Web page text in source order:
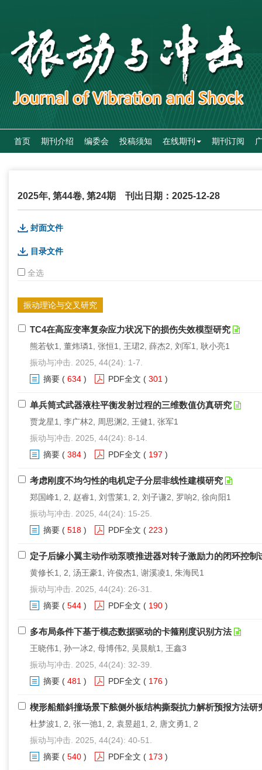
首页 期刊介绍 编委会 投稿须知 在线期刊 期刊订阅
2025年, 第44卷, 第24期 刊出日期：2025-12-28
封面文件
目录文件
全选
振动理论与交叉研究
TC4在高应变率复杂应力状况下的损伤失效模型研究
熊若钦1, 董炜璘1, 张恒1, 王珺2, 薛杰2, 刘军1, 耿小亮1
振动与冲击. 2025, 44(24): 1-7.
摘要 ( 634 ) PDF全文 ( 301 )
单兵筒式武器液柱平衡发射过程的三维数值仿真研究
贾龙星1, 李广林2, 周思渊2, 王健1, 张军1
振动与冲击. 2025, 44(24): 8-14.
摘要 ( 384 ) PDF全文 ( 197 )
考虑刚度不均匀性的电机定子分层非线性建模研究
郑国峰1, 2, 赵睿1, 刘雪莱1, 2, 刘子谦2, 罗响2, 徐向阳1
振动与冲击. 2025, 44(24): 15-25.
摘要 ( 518 ) PDF全文 ( 223 )
定子后缘小翼主动作动泵喷推进器对转子激励力的闭环控制
黄修长1, 2, 汤王豪1, 许俊杰1, 谢溪凌1, 朱海民1
振动与冲击. 2025, 44(24): 26-31.
摘要 ( 544 ) PDF全文 ( 190 )
多布局条件下基于模态数据驱动的卡箍刚度识别方法
王晓伟1, 孙一冰2, 母博伟2, 吴晨航1, 王鑫3
振动与冲击. 2025, 44(24): 32-39.
摘要 ( 481 ) PDF全文 ( 176 )
楔形船艏斜撞场景下舷侧外板结构撕裂抗力解析预报方法研
杜梦波1, 2, 张一弛1, 2, 袁昱超1, 2, 唐文勇1, 2
振动与冲击. 2025, 44(24): 40-51.
摘要 ( 540 ) PDF全文 ( 173 )